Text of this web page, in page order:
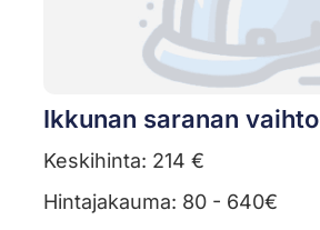
Ikkunan saranan vaihto
Keskihinta: 214 €
Hintajakauma: 80 - 640€